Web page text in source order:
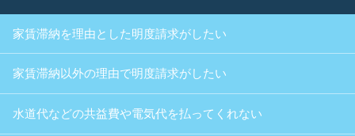
家賃滞納を理由とした明度請求がしたい
家賃滞納以外の理由で明度請求がしたい
水道代などの共益費や電気代を払ってくれない